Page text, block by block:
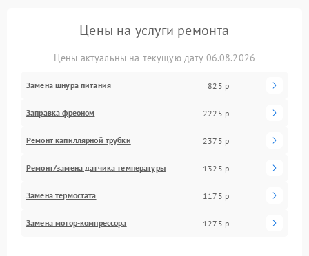
Цены на услуги ремонта
Цены актуальны на текущую дату 06.08.2026
Замена шнура питания 825 р
Заправка фреоном 2225 р
Ремонт капиллярной трубки 2375 р
Ремонт/замена датчика температуры 1325 р
Замена термостата 1175 р
Замена мотор-компрессора 1275 р